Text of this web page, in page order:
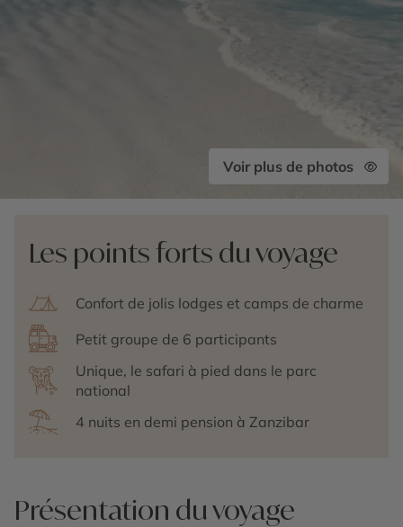
Voir plus de photos
Les points forts du voyage
Confort de jolis lodges et camps de charme
Petit groupe de 6 participants
Unique, le safari à pied dans le parc
national
4 nuits en demi pension à Zanzibar
Présentation du voyage